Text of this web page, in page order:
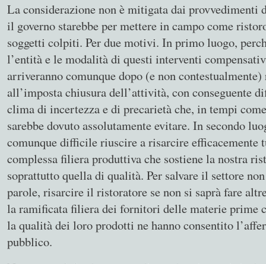
La considerazione non è mitigata dai provvedimenti
il governo starebbe per mettere in campo come
soggetti colpiti. Per due motivi. In primo luogo,
l’entità e le modalità di questi interventi
arriveranno comunque dopo (e non
all’imposta chiusura dell’attività, con conseguente
clima di incertezza e di precarietà che, in tempi
sarebbe dovuto assolutamente evitare. In secondo
comunque difficile riuscire a risarcire efficacemente
complessa filiera produttiva che sostiene la nostra
soprattutto quella di qualità. Per salvare il settore
parole, risarcire il ristoratore se non si saprà fare
la ramificata filiera dei fornitori delle materie prime
la qualità dei loro prodotti ne hanno consentito
pubblico.